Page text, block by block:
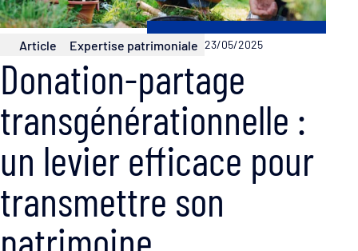
Article Expertise patrimoniale 23/05/2025
Donation-partage
transgénérationnelle :
un levier efficace pour
transmettre son
patrimoine